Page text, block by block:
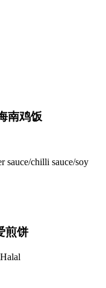
南鸡饭
sauce/chilli sauce/soy
煎饼